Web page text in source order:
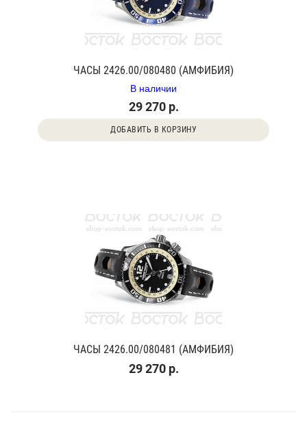
ЧАСЫ 2426.00/080480 (АМФИБИЯ)
В наличии
29 270 р.
ДОБАВИТЬ В КОРЗИНУ
ЧАСЫ 2426.00/080481 (АМФИБИЯ)
29 270 р.